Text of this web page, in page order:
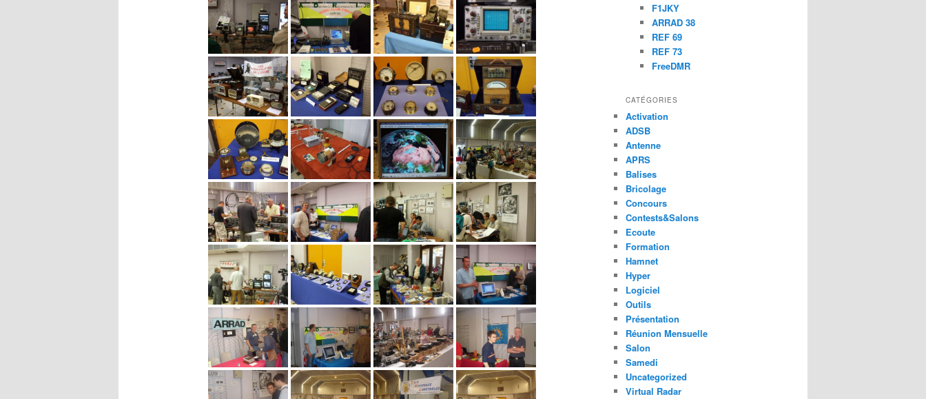
F1JKY
ARRAD 38
REF 69
REF 73
FreeDMR
CATÉGORIES
Activation
ADSB
Antenne
APRS
Balises
Bricolage
Concours
Contests&Salons
Ecoute
Formation
Hamnet
Hyper
Logiciel
Outils
Présentation
Réunion Mensuelle
Salon
Samedi
Uncategorized
Virtual Radar